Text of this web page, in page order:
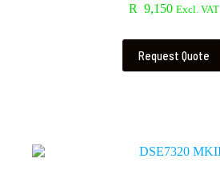
R 9,150 Excl. VAT
Request Quote